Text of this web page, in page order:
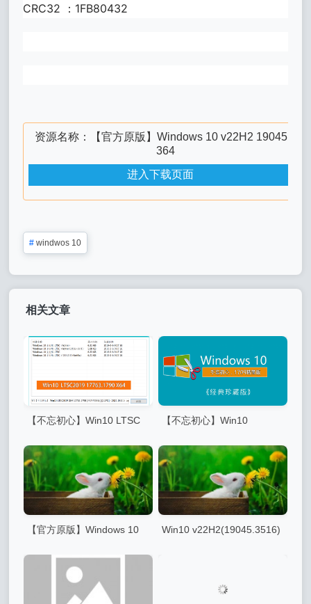
CRC32 ：1FB80432
资源名称：【官方原版】Windows 10 v22H2 19045.2
364
进入下载页面
# windwos 10
相关文章
【不忘初心】Win10 ​​​​LTSC
【不忘初心】Win10
版
【官方原版】Windows 10
Win10 v22H2(19045.3516)